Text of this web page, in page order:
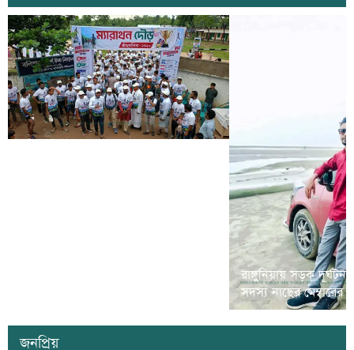
রাঙ্গুনিয়ায় সড়ক
সদস্য নাছের মেম্বারের
জনপ্রিয়